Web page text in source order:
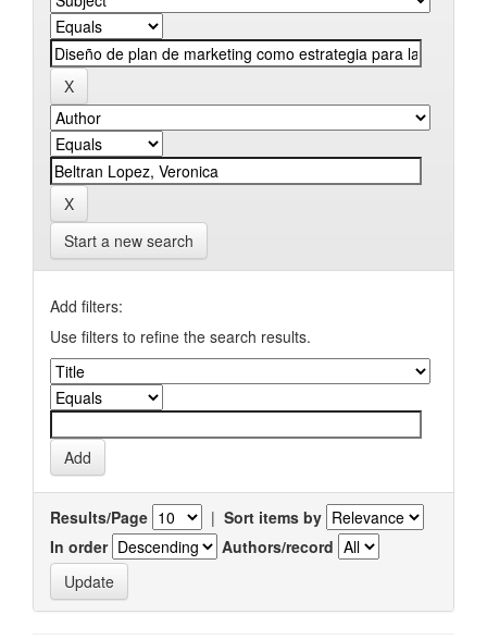
Start a new search
Add filters:
Use filters to refine the search results.
Results/Page | Sort items by
In order
Authors/record